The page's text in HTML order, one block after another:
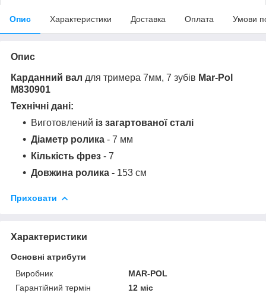
Опис Характеристики Доставка Оплата Умови
Опис
Карданний вал для тримера 7мм, 7 зубів Mar-Pol
M830901
Технічні дані:
Виготовлений із загартованої сталі
Діаметр ролика - 7 мм
Кількість фрез - 7
Довжина ролика - 153 см
Приховати
Характеристики
Основні атрибути
Виробник
MAR-POL
Гарантійний термін
12 міс